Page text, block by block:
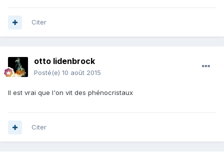
Citer
otto lidenbrock
Posté(e) 10 août 2015
Il est vrai que l'on vit des phénocristaux
Citer